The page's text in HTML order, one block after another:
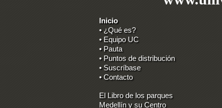
Inicio
• ¿Qué es?
• Equipo UC
• Pauta
• Puntos de distribución
• Suscríbase
• Contacto
El Libro de los parques
Medellín y su Centro